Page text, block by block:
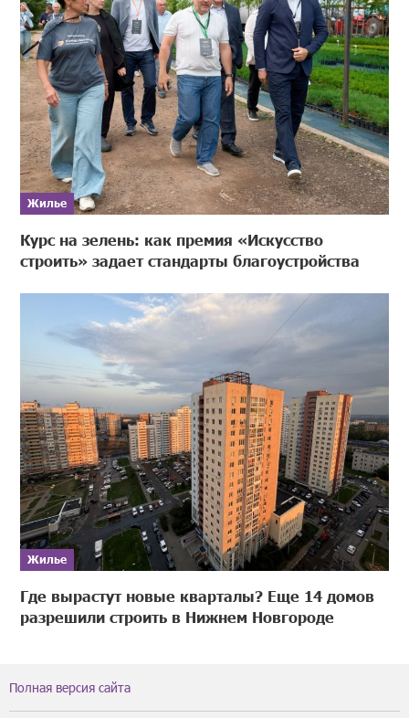
Жилье
Курс на зелень: как премия «Искусство
строить» задает стандарты благоустройства
Жилье
Где вырастут новые кварталы? Еще 14 домов
разрешили строить в Нижнем Новгороде
Полная версия сайта